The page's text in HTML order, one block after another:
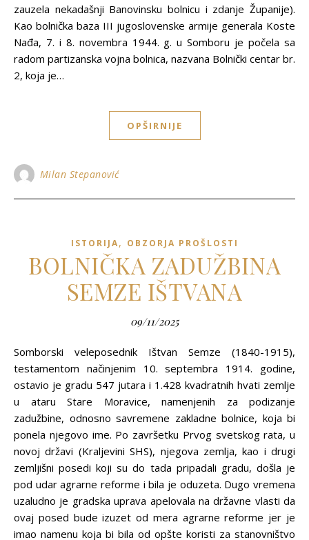
zauzela nekadašnji Banovinsku bolnicu i zdanje Županije).
Kao bolnička baza III jugoslovenske armije generala Koste
Nađa, 7. i 8. novembra 1944. g. u Somboru je počela sa
radom partizanska vojna bolnica, nazvana Bolnički centar br.
2, koja je…
OPŠIRNIJE
Milan Stepanović
ISTORIJA, OBZORJA PROŠLOSTI
BOLNIČKA ZADUŽBINA
SEMZE IŠTVANA
09/11/2025
Somborski veleposednik Ištvan Semze (1840-1915),
testamentom načinjenim 10. septembra 1914. godine,
ostavio je gradu 547 jutara i 1.428 kvadratnih hvati zemlje
u ataru Stare Moravice, namenjenih za podizanje
zadužbine, odnosno savremene zakladne bolnice, koja bi
ponela njegovo ime. Po završetku Prvog svetskog rata, u
novoj državi (Kraljevini SHS), njegova zemlja, kao i drugi
zemljišni posedi koji su do tada pripadali gradu, došla je
pod udar agrarne reforme i bila je oduzeta. Dugo vremena
uzaludno je gradska uprava apelovala na državne vlasti da
ovaj posed bude izuzet od mera agrarne reforme jer je
imao namenu koja bi bila od opšte koristi za stanovništvo